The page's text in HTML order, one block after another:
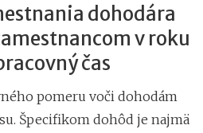
dohodára
v roku
čas
pomeru voči dohodám
Špecifikom dohôd je najmä